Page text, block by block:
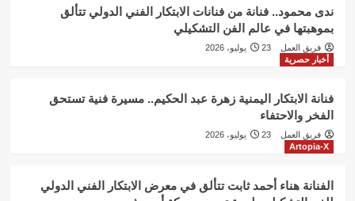
ندى محمود.. فنانة من فنانات الابتكار الفني الدولي تتألق
بموهبتها في عالم الفن التشكيلي
فريق العمل
23 يوليو، 2026
أخبار حصرية
فنانة الابتكار اليمنية زهرة عبد الحكيم.. مسيرة فنية تستحق
الفخر والاحتفاء
فريق العمل
23 يوليو، 2026
Artopia-X
الفنانة هناء أحمد ثابت تتألق في معرض الابتكار الفني الدولي